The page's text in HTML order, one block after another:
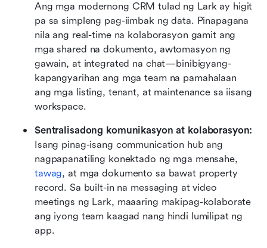
Ang mga modernong CRM tulad ng Lark ay higit
pa sa simpleng pag-iimbak ng data. Pinapagana
nila ang real-time na kolaborasyon gamit ang
mga shared na dokumento, awtomasyon ng
gawain, at integrated na chat—binibigyang-
kapangyarihan ang mga team na pamahalaan
ang mga listing, tenant, at maintenance sa iisang
workspace.
Sentralisadong komunikasyon at kolaborasyon:
Isang pinag-isang communication hub ang
nagpapanatiling konektado ng mga mensahe,
tawag, at mga dokumento sa bawat property
record. Sa built-in na messaging at video
meetings ng Lark, maaaring makipag-kolaborate
ang iyong team kaagad nang hindi lumilipat ng
app.